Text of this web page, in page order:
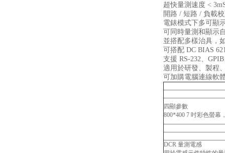
超快量測速度 <
開路 / 短路 / 負載
電錶模式下多可顯
可同時量測和顯示
並搭配多樣治具，
可搭配 DC BIAS
支援 RS-232、
適用於研發、製程
可加購電腦連線軟
四顯參數
800*400 7 吋彩色螢幕
DCR 量測電感